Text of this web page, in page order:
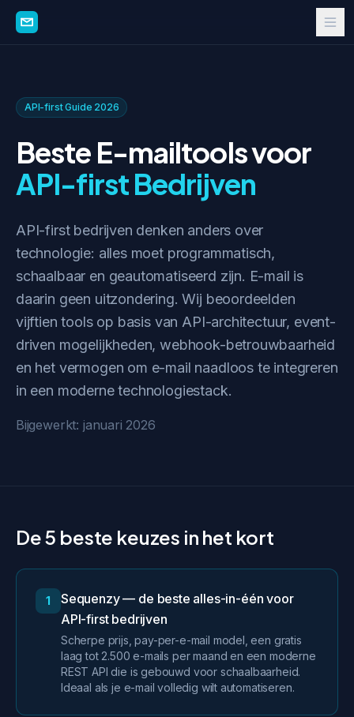
API-first Guide 2026
Beste E-mailtools voor
API-first Bedrijven
API-first bedrijven denken anders over
technologie: alles moet programmatisch,
schaalbaar en geautomatiseerd zijn. E-mail is
daarin geen uitzondering. Wij beoordeelden
vijftien tools op basis van API-architectuur, event-
driven mogelijkheden, webhook-betrouwbaarheid
en het vermogen om e-mail naadloos te integreren
in een moderne technologiestack.
Bijgewerkt: januari 2026
De 5 beste keuzes in het kort
1
Sequenzy — de beste alles-in-één voor
API-first bedrijven
Scherpe prijs, pay-per-e-mail model, een gratis
laag tot 2.500 e-mails per maand en een moderne
REST API die is gebouwd voor schaalbaarheid.
Ideaal als je e-mail volledig wilt automatiseren.